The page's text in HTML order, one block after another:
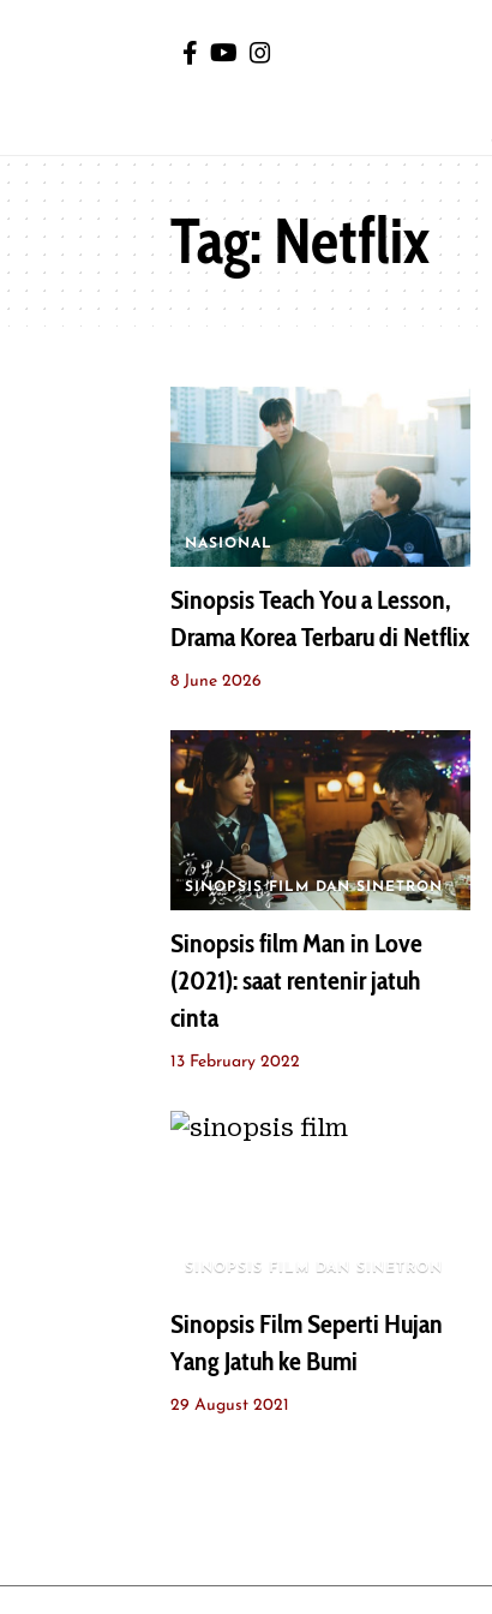
Tag: Netflix
NASIONAL
Sinopsis Teach You a Lesson,
Drama Korea Terbaru di Netflix
8 June 2026
SINOPSIS FILM DAN SINETRON
Sinopsis film Man in Love
(2021): saat rentenir jatuh
cinta
13 February 2022
SINOPSIS FILM DAN SINETRON
Sinopsis Film Seperti Hujan
Yang Jatuh ke Bumi
29 August 2021